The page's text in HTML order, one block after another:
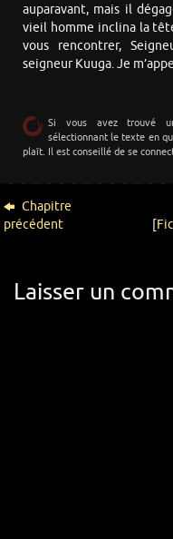
auparavant, mais il
vieil homme inclina la
vous rencontrer,
seigneur Kuuga. Je
Si vous avez trouvé
sélectionnant le texte en
plaît. Il est conseillé de se
Chapitre
précédent
[
Laisser un